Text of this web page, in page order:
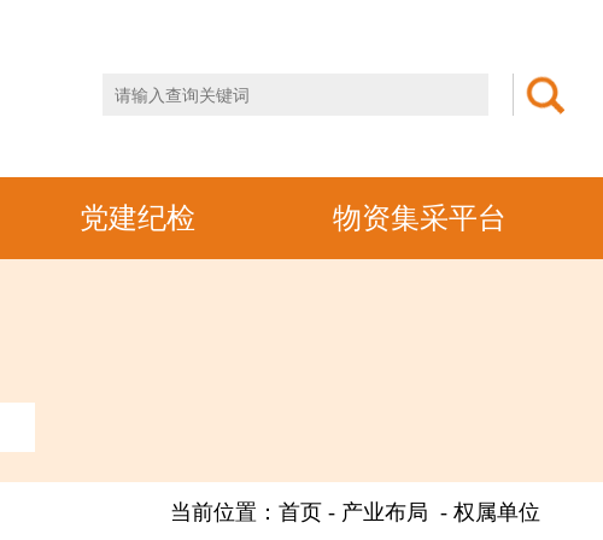
党建纪检 物资集采平台
当前位置：首页 - 产业布局 - 权属单位